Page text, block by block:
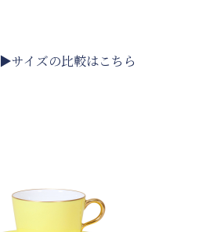
▶サイズの比較はこちら